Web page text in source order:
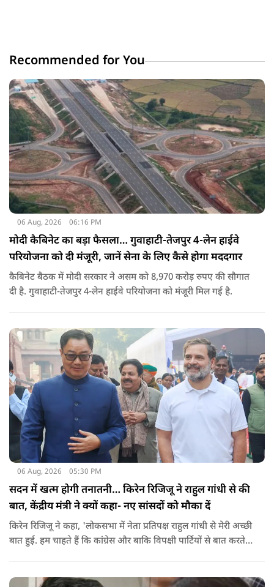
Recommended for You
06 Aug, 2026 06:16 PM
मोदी कैबिनेट का बड़ा फैसला… गुवाहाटी-तेजपुर 4-लेन हाईवे
परियोजना को दी मंजूरी, जानें सेना के लिए कैसे होगा मददगार
कैबिनेट बैठक में मोदी सरकार ने असम को 8,970 करोड़ रुपए की सौगात
दी है. गुवाहाटी-तेजपुर 4-लेन हाईवे परियोजना को मंजूरी मिल गई है.
06 Aug, 2026 05:30 PM
सदन में खत्म होगी तनातनी… किरेन रिजिजू ने राहुल गांधी से की
बात, केंद्रीय मंत्री ने क्यों कहा- नए सांसदों को मौका दें
किरेन रिजिजू ने कहा, 'लोकसभा में नेता प्रतिपक्ष राहुल गांधी से मेरी अच्छी
बात हुई. हम चाहते हैं कि कांग्रेस और बाकि विपक्षी पार्टियों से बात करते